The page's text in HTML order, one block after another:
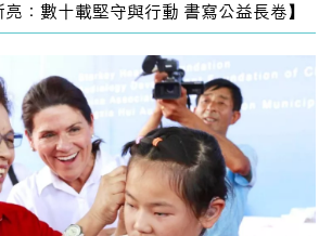
亮：數十載堅守與行動 書寫公益長卷】